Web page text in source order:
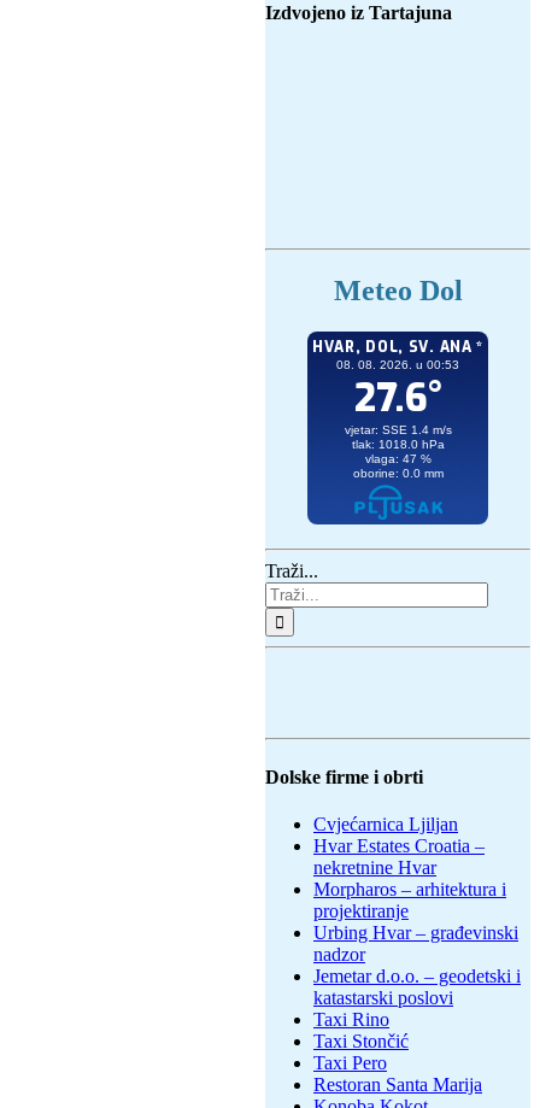
Izdvojeno iz Tartajuna
Meteo Dol
Traži...
Dolske firme i obrti
Cvjećarnica Ljiljan
Hvar Estates Croatia –
nekretnine Hvar
Morpharos – arhitektura i
projektiranje
Urbing Hvar – građevinski
nadzor
Jemetar d.o.o. – geodetski i
katastarski poslovi
Taxi Rino
Taxi Stončić
Taxi Pero
Restoran Santa Marija